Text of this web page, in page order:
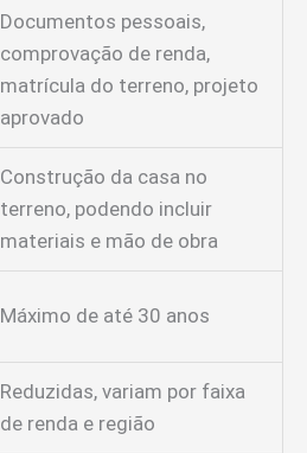
Documentos pessoais,
comprovação de renda,
matrícula do terreno, projeto
aprovado
Construção da casa no
terreno, podendo incluir
materiais e mão de obra
Máximo de até 30 anos
Reduzidas, variam por faixa
de renda e região